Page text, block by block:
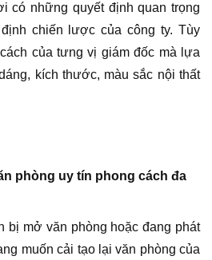
có những quyết định quan trọng
chiến lược của công ty. Tùy
của tưng vị giám đốc mà lựa
kích thước, màu sắc nội thất
phòng uy tín phong cách đa
bị mở văn phòng hoặc đang phát
muốn cải tạo lại văn phòng của